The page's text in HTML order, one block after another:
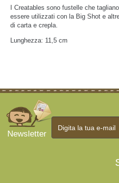
I Creatables sono fustelle che
essere utilizzati con la Big Shot e
di carta e crepla.
Lunghezza: 11,5 cm
Newsletter